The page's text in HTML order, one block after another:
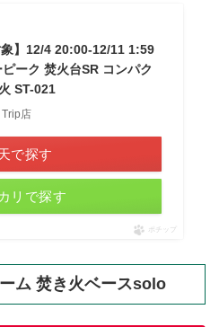
象】12/4 20:00-12/11 1:59
ーク 焚火台SR コンパク
ST-021
店
で探す
リで探す
ポチップ
ム 焚き火ベースsolo